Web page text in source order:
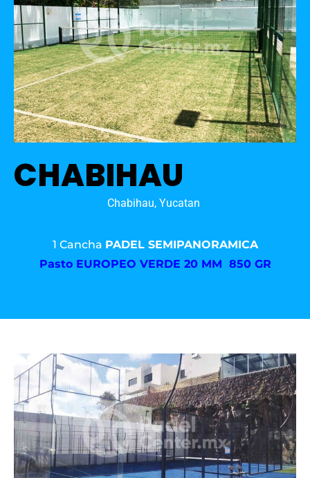
CHABIHAU
Chabihau, Yucatan
1 Cancha PADEL SEMIPANORAMICA
Pasto EUROPEO VERDE 20 MM 850 GR